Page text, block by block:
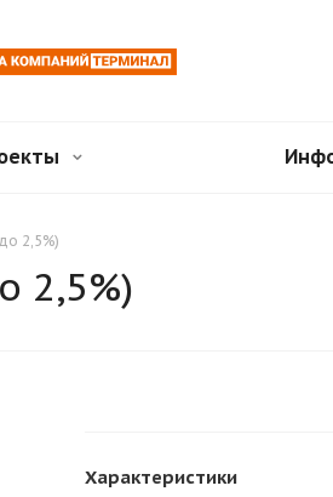
2,5%)
2,5%)
Характеристики